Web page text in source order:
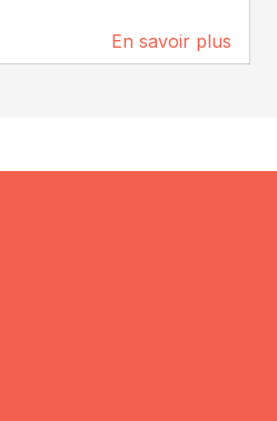
En savoir plus